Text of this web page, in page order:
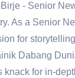
- Senior
As a Senior
for
Dabang
knack for in-